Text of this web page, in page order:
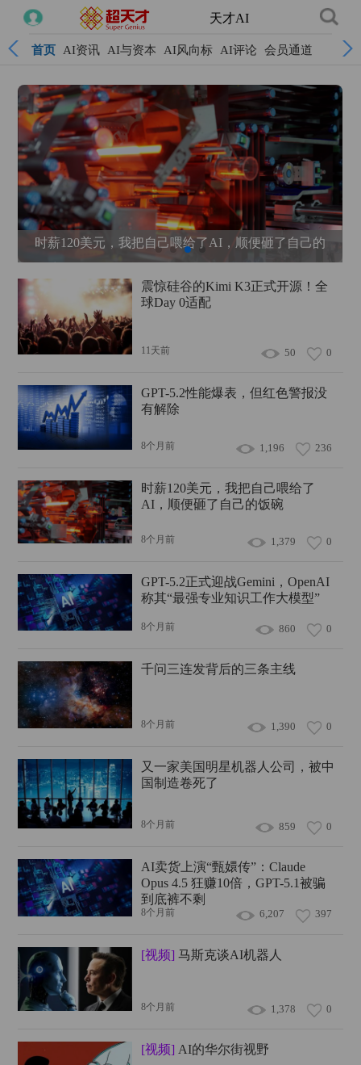
天才AI
首页 AI资讯 AI与资本 AI风向标 AI评论 会员通道
便砸了自己的
GPT-5.2正式迎战Gemini，OpenAI称
震惊硅谷的Kimi K3正式开源！全
球Day 0适配
11天前 50 0
GPT-5.2性能爆表，但红色警报没
有解除
8个月前 1,196 236
时薪120美元，我把自己喂给了
AI，顺便砸了自己的饭碗
8个月前 1,379 0
GPT-5.2正式迎战Gemini，OpenAI
称其“最强专业知识工作大模型”
8个月前 860 0
千问三连发背后的三条主线
8个月前 1,390 0
又一家美国明星机器人公司，被中
国制造卷死了
8个月前 859 0
AI卖货上演“甄嬛传”：Claude
Opus 4.5 狂赚10倍，GPT-5.1被骗
到底裤不剩
8个月前 6,207 397
[视频] 马斯克谈AI机器人
8个月前 1,378 0
[视频] AI的华尔街视野